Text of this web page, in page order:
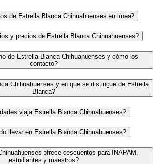
de Estrella Blanca Chihuahuenses en línea?
y precios de Estrella Blanca Chihuahuenses?
de Estrella Blanca Chihuahuenses y cómo los
contacto?
Chihuahuenses y en qué se distingue de Estrella
Blanca?
viaja Estrella Blanca Chihuahuenses?
llevar en Estrella Blanca Chihuahuenses?
ofrece descuentos para INAPAM,
estudiantes y maestros?